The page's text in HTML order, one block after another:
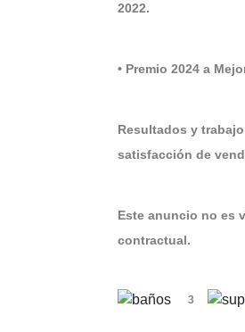
2022.
• Premio 2024 a
Resultados y
satisfacción de
Este anuncio no es
contractual.
3